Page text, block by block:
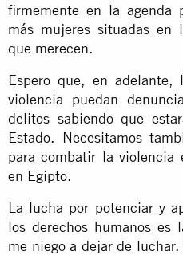
firmemente en la agenda
más mujeres situadas en
que merecen.
Espero que, en adelante,
violencia puedan
delitos sabiendo que
Estado. Necesitamos
para combatir la
en Egipto.
La lucha por potenciar y
los derechos humanos es
me niego a dejar de